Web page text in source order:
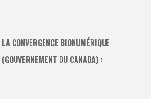
LA CONVERGENCE BIONUMÉRIQUE
(GOUVERNEMENT DU CANADA) :